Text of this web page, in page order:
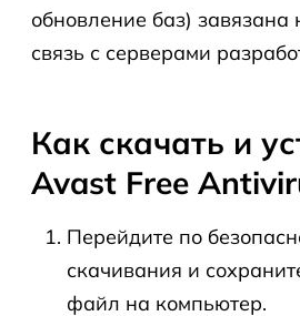
обновление баз) завязана
связь с серверами
Как скачать и
Avast Free
Перейдите по
скачивания и
файл на компьютер.